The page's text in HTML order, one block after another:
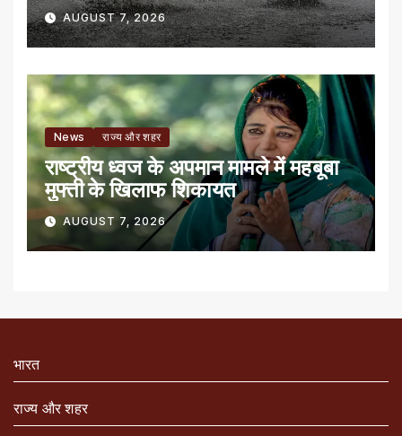
AUGUST 7, 2026
News राज्य और शहर
राष्ट्रीय ध्वज के अपमान मामले में महबूबा
मुफ्ती के खिलाफ शिकायत
AUGUST 7, 2026
भारत
राज्य और शहर